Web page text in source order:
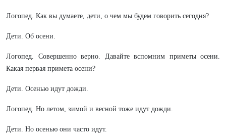
Логопед. Как вы думаете, дети, о чем мы будем говорить сегодня?
Дети. Об осени.
Логопед. Совершенно верно. Давайте вспомним приметы осени.
Какая первая примета осени?
Дети. Осенью идут дожди.
Логопед. Но летом, зимой и весной тоже идут дожди.
Дети. Но осенью они часто идут.